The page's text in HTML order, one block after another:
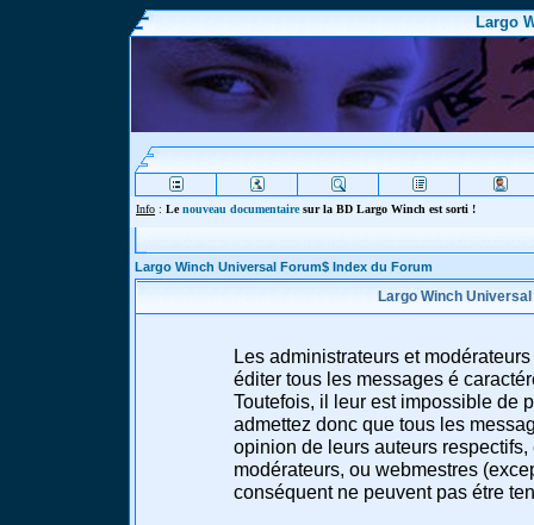
Largo
Info : Lenouveau documentairesur la BD Largo Winch est sorti !
Largo Winch Universal Forum$ Index du Forum
Largo Winch
Les administrateurs et
éditer tous les messages é
Toutefois, il leur est impossible de
admettez donc que tous les
opinion de leurs auteurs
modérateurs, ou webmestres
conséquent ne peuvent pas étre